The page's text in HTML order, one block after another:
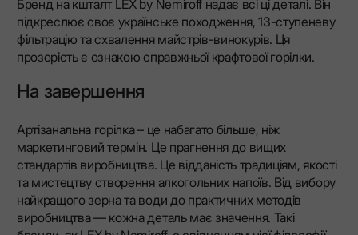
Бренд на кшталт LEX by Nemiroff надає всі ці деталі. Він
підкреслює своє українське походження, 13-ступеневу
фільтрацію та схвалення майстрів-винокурів. Ця
прозорість є ознакою справжньої крафтової горілки.
На завершення
Артізанальна горілка – це набагато більше, ніж
маркетинговий термін. Це прагнення до вищих
стандартів виробництва. Це відданість традиціям, якості
та мистецтву створення алкогольних напоїв. Від вибору
найкращого зерна та води до практичних методів
виробництва — кожна деталь має значення. Такі